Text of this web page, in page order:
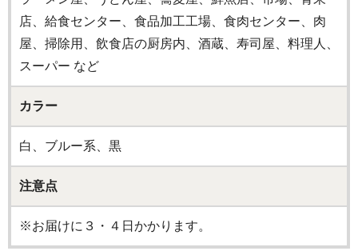
店、給食センター、食品加工工場、食肉センター、肉
屋、掃除用、飲食店の厨房内、酒蔵、寿司屋、料理人、
スーパー など
カラー
白、ブルー系、黒
注意点
※お届けに３・４日かかります。